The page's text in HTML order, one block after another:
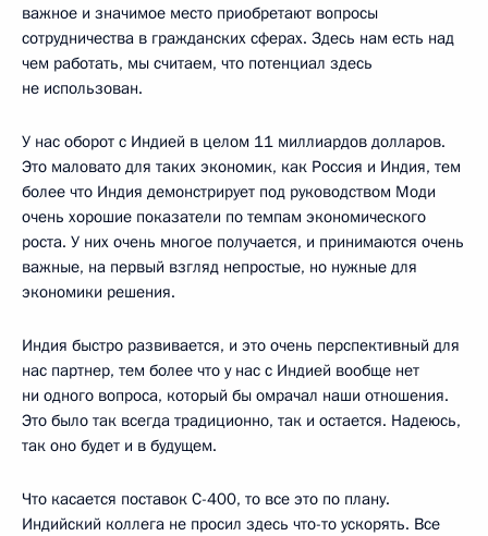
важное и значимое место приобретают вопросы
сотрудничества в гражданских сферах. Здесь нам есть над
чем работать, мы считаем, что потенциал здесь
не использован.
У нас оборот с Индией в целом 11 миллиардов долларов.
Это маловато для таких экономик, как Россия и Индия, тем
более что Индия демонстрирует под руководством Моди
очень хорошие показатели по темпам экономического
роста. У них очень многое получается, и принимаются очень
важные, на первый взгляд непростые, но нужные для
экономики решения.
Индия быстро развивается, и это очень перспективный для
нас партнер, тем более что у нас с Индией вообще нет
ни одного вопроса, который бы омрачал наши отношения.
Это было так всегда традиционно, так и остается. Надеюсь,
так оно будет и в будущем.
Что касается поставок С-400, то все это по плану.
Индийский коллега не просил здесь что-то ускорять. Все